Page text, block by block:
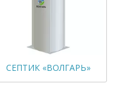
СЕПТИК «ВОЛГАРЬ»